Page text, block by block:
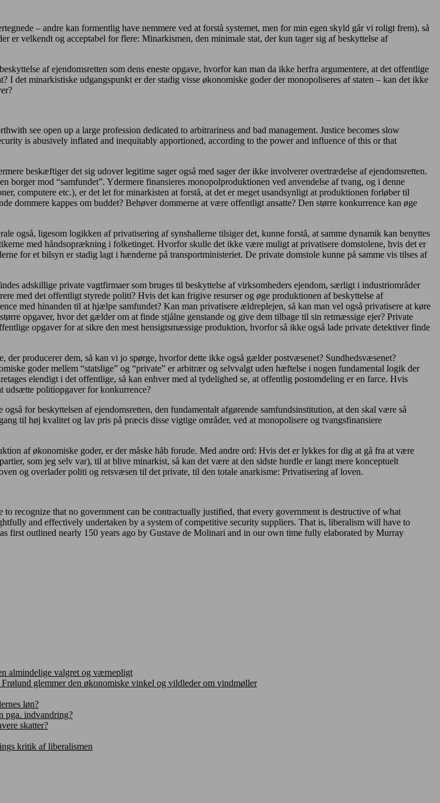
– andre kan formentlig have nemmere ved at forstå systemet, men for min egen skyld går vi roligt frem), så
er velkendt og acceptabel for flere: Minarkismen, den minimale stat, der kun tager sig af beskyttelse af
af ejendomsretten som dens eneste opgave, hvorfor kan man da ikke herfra argumentere, at det offentlige
det minarkistiske udgangspunkt er der stadig visse økonomiske goder der monopoliseres af staten – kan det ikke
see open up a large profession dedicated to arbitrariness and bad management. Justice becomes slow
is abusively inflated and inequitably apportioned, according to the power and influence of this or that
beskæftiger det sig udover legitime sager også med sager der ikke involverer overtrædelse af ejendomsretten.
mod “samfundet”. Ydermere finansieres monopolproduktionen ved anvendelse af tvang, og i denne
computere etc.), er det let for minarkisten at forstå, at det er meget usandsynligt at produktionen forløber til
dommere kappes om buddet? Behøver dommerne at være offentligt ansatte? Den større konkurrence kan øge
også, ligesom logikken af privatisering af synshallerne tilsiger det, kunne forstå, at samme dynamik kan benyttes
med håndsoprækning i folketinget. Hvorfor skulle det ikke være muligt at privatisere domstolene, hvis det er
for et bilsyn er stadig lagt i hænderne på transportministeriet. De private domstole kunne på samme vis tilses af
adskillige private vagtfirmaer som bruges til beskyttelse af virksomheders ejendom, særligt i industriområder
med det offentligt styrede politi? Hvis det kan frigive resurser og øge produktionen af beskyttelse af
med hinanden til at hjælpe samfundet? Kan man privatisere ældreplejen, så kan man vel også privatisere at køre
opgaver, hvor det gælder om at finde stjålne genstande og give dem tilbage til sin retmæssige ejer? Private
opgaver for at sikre den mest hensigtsmæssige produktion, hvorfor så ikke også lade private detektiver finde
producerer dem, så kan vi jo spørge, hvorfor dette ikke også gælder postvæsenet? Sundhedsvæsenet?
goder mellem “statslige” og “private” er arbitrær og selvvalgt uden hæftelse i nogen fundamental logik der
elendigt i det offentlige, så kan enhver med al tydelighed se, at offentlig postomdeling er en farce. Hvis
udsætte politiopgaver for konkurrence?
for beskyttelsen af ejendomsretten, den fundamentalt afgørende samfundsinstitution, at den skal være så
til høj kvalitet og lav pris på præcis disse vigtige områder, ved at monopolisere og tvangsfinansiere
af økonomiske goder, er der måske håb forude. Med andre ord: Hvis det er lykkes for dig at gå fra at være
som jeg selv var), til at blive minarkist, så kan det være at den sidste hurdle er langt mere konceptuelt
og overlader politi og retsvæsen til det private, til den totale anarkisme: Privatisering af loven.
recognize that no government can be contractually justified, that every government is destructive of what
and effectively undertaken by a system of competitive security suppliers. That is, liberalism will have to
first outlined nearly 150 years ago by Gustave de Molinari and in our own time fully elaborated by Murray
almindelige valgret og værnepligt
Frølund glemmer den økonomiske vinkel og vildleder om vindmøller
løn?
pga. indvandring?
skatter?
kritik af liberalismen